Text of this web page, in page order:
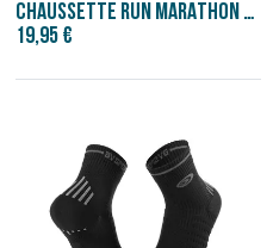
CHAUSSETTE RUN MARATHON MID BLEU MARINE
19,95 €